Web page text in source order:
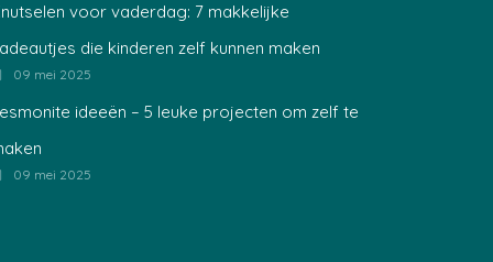
voor vaderdag: 7 makkelijke
die kinderen zelf kunnen maken
09 mei 2025
ideeën – 5 leuke projecten om zelf te
09 mei 2025